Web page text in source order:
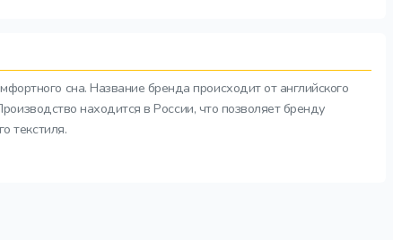
сна. Название бренда происходит от английского
находится в России, что позволяет бренду
текстиля.